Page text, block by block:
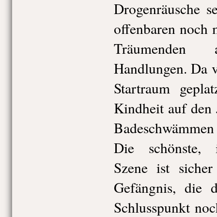
Drogenräusche
offenbaren noch
Handlungen. Da
Startraum
Kindheit auf
Die schönste,
Szene ist
Gefängnis, die
Schlusspunkt